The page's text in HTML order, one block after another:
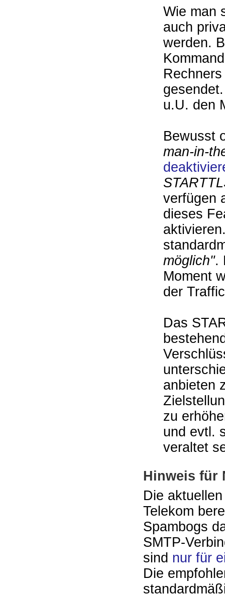
Wie man
auch
werden.
u.U. den
Bewusst
man-in-
verfügen
dieses
möglich".
Moment
der
Das
anbieten
zu
und evtl.
veraltet
Hinweis für
Die
Telekom
Spambogs
SMTP-
sind nur für
Die